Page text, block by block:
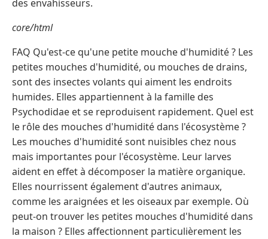
des envahisseurs.
core/html
FAQ Qu'est-ce qu'une petite mouche d'humidité ? Les
petites mouches d'humidité, ou mouches de drains,
sont des insectes volants qui aiment les endroits
humides. Elles appartiennent à la famille des
Psychodidae et se reproduisent rapidement. Quel est
le rôle des mouches d'humidité dans l'écosystème ?
Les mouches d'humidité sont nuisibles chez nous
mais importantes pour l'écosystème. Leur larves
aident en effet à décomposer la matière organique.
Elles nourrissent également d'autres animaux,
comme les araignées et les oiseaux par exemple. Où
peut-on trouver les petites mouches d'humidité dans
la maison ? Elles affectionnent particulièrement les